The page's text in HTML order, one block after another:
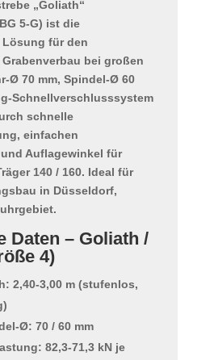
„Goliath“
5-G) ist die
für den
Grabenverbau bei großen
Ø 70 mm, Spindel-Ø 60
Schnellverschlusssystem
schnelle
einfachen
Auflagewinkel für
140 / 160. Ideal für
in Düsseldorf,
Daten – Goliath /
4)
2,40-3,00 m(stufenlos,
Ø: 70 / 60 mm
82,3-71,3 kNje